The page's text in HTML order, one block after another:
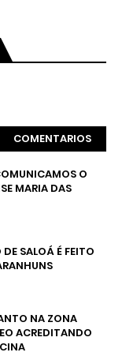
COMENTARIOS
O
MARIA DAS
SALOÁ É FEITO
NA ZONA
ACREDITANDO